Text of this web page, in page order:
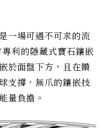
一場可遇不可求的流
利的隱藏式寶石鑲嵌
於面盤下方，且在鑽
支撐，無爪的鑲嵌技
量負擔。